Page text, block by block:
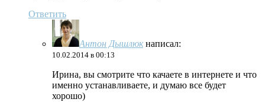
Ответить
Антон Дышлюк написал:
10.02.2014 в 00:13
Ирина, вы смотрите что качаете в интернете и что
именно устанавливаете, и думаю все будет
хорошо)